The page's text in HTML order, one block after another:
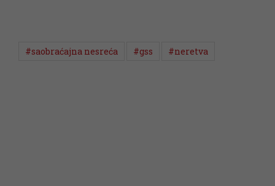
#saobraćajna nesreća #gss #neretva